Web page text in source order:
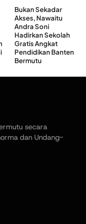
Bukan Sekadar
Akses, Nawaitu
Andra Soni
Hadirkan Sekolah
Gratis Angkat
Pendidikan Banten
Bermutu
secara
dan Undang-